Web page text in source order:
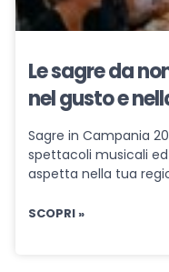
Le sagre da
nel gusto e
Sagre in Campania
spettacoli musicali
aspetta nella tua
SCOPRI »